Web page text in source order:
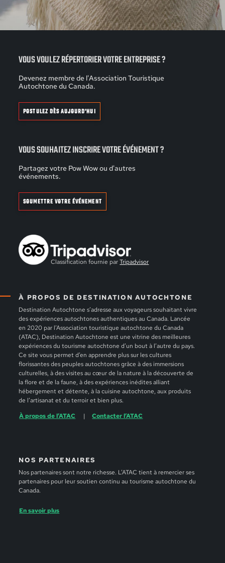
À PROPOS DE DESTINATION AUTOCHTONE
Destination Autochtone s’adresse aux voyageurs souhaitant vivre
des expériences autochtones authentiques au Canada. Lancée
en 2020 par l’Association touristique autochtone du Canada
(ATAC), Destination Autochtone est une vitrine des meilleures
expériences du tourisme autochtone d’un bout à l’autre du pays.
Ce site vous permet d’en apprendre plus sur les cultures
florissantes des peuples autochtones grâce à des immersions
culturelles, à des visites au cœur de la nature à la découverte de
la flore et de la faune, à des expériences inédites alliant
hébergement et détente, à la cuisine autochtone, aux produits
de l’artisanat et du terroir et bien plus.
À propos de l’ATAC
Contacter l’ATAC
NOS PARTENAIRES
Nos partenaires sont notre richesse. L’ATAC tient à remercier ses
partenaires pour leur soutien continu au tourisme autochtone du
Canada.
En savoir plus
VOUS VOULEZ RÉPERTORIER VOTRE ENTREPRISE ?
Devenez membre de l'Association Touristique
Autochtone du Canada.
POSTULEZ DÈS AUJOURD'HUI
VOUS SOUHAITEZ INSCRIRE VOTRE ÉVÉNEMENT ?
Partagez votre Pow Wow ou d'autres
événements.
SOUMETTRE VOTRE ÉVÉNEMENT
Classification fournie parTripadvisor